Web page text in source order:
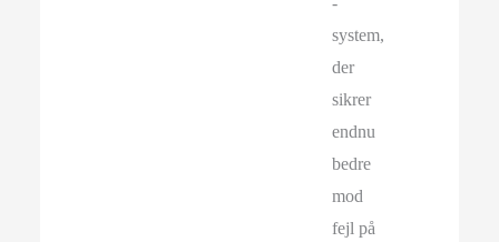
system,
der
sikrer
endnu
bedre
mod
fejl på